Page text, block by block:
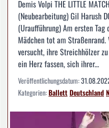
Demis Volpi THE LITTLE
(Neubearbeitung) Gil Harush
(Uraufführung) Am ersten
Mädchen tot am
versucht, ihre Streichhölzer
ein Herz fassen, sich ihrer...
Veröffentlichungsdatum:
Kategorien:BallettDeutschland